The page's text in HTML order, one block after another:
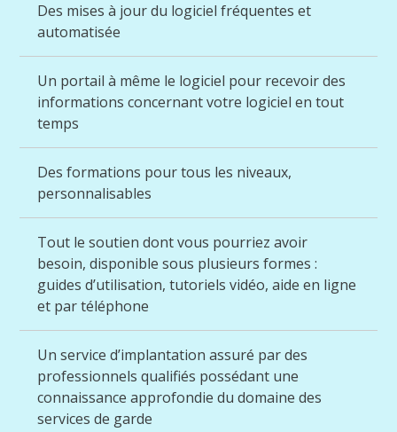
Des mises à jour du logiciel fréquentes et
automatisée
Un portail à même le logiciel pour recevoir des
informations concernant votre logiciel en tout
temps
Des formations pour tous les niveaux,
personnalisables
Tout le soutien dont vous pourriez avoir
besoin, disponible sous plusieurs formes :
guides d’utilisation, tutoriels vidéo, aide en ligne
et par téléphone
Un service d’implantation assuré par des
professionnels qualifiés possédant une
connaissance approfondie du domaine des
services de garde